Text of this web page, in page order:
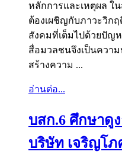
หลักการและเหตุผล ใ
ต้องเผชิญกับภาวะวิกฤ
สังคมที่เต็มไปด้วยปัญ
สื่อมวลชนจึงเป็นควา
สร้างความ ...
อ่านต่อ...
บสก.6 ศึกษาดู
บริษัท เจริญโ